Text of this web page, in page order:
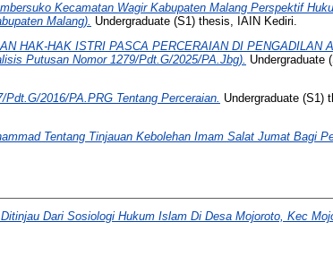
Kecamatan Wagir Kabupaten Malang Perspektif
Malang). Undergraduate (S1) thesis, IAIN Kediri.
HAK-HAK ISTRI PASCA PERCERAIAN DI PENGADILAN
Putusan Nomor 1279/Pdt.G/2025/PA.Jbg). Undergraduate
2016/PA.PRG Tentang Perceraian. Undergraduate (S1)
Tentang Tinjauan Kebolehan Imam Salat Jumat Bagi
Dari Sosiologi Hukum Islam Di Desa Mojoroto, Kec